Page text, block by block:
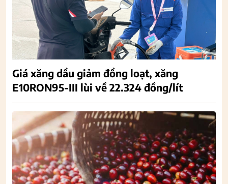
Giá xăng dầu giảm đồng loạt, xăng
E10RON95-III lùi về 22.324 đồng/lít